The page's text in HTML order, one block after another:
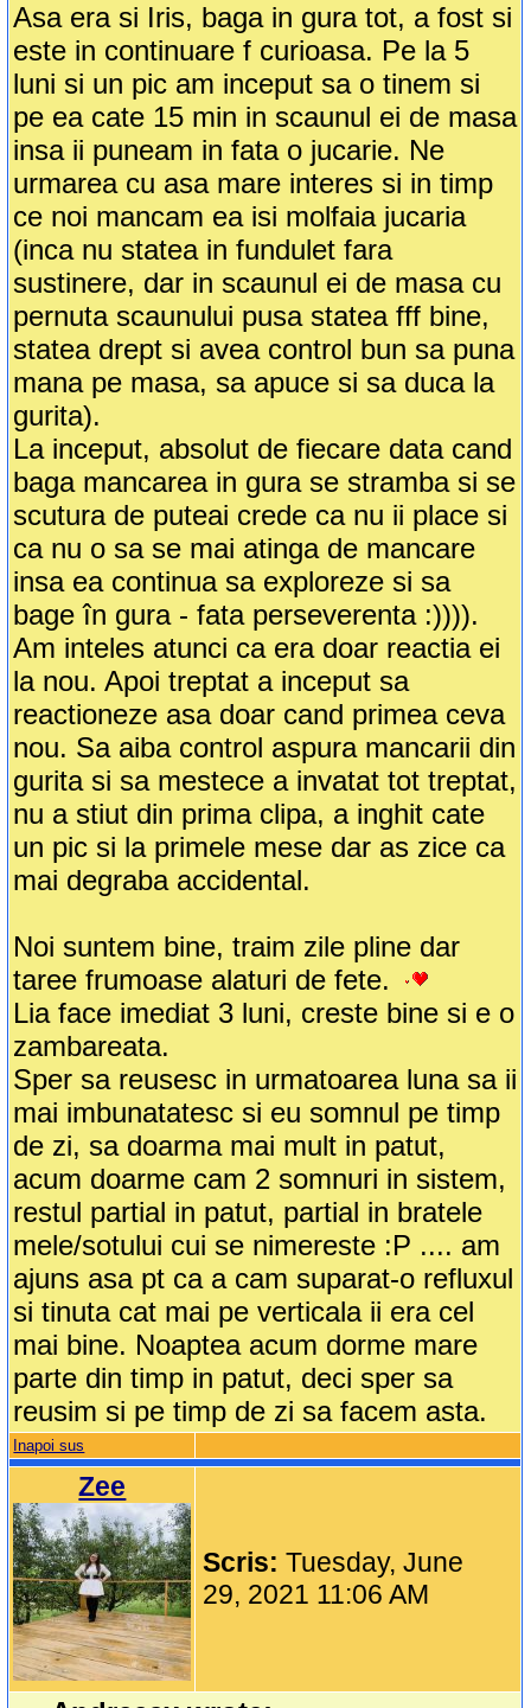
Asa era si Iris, baga in gura tot, a fost si
este in continuare f curioasa. Pe la 5
luni si un pic am inceput sa o tinem si
pe ea cate 15 min in scaunul ei de masa
insa ii puneam in fata o jucarie. Ne
urmarea cu asa mare interes si in timp
ce noi mancam ea isi molfaia jucaria
(inca nu statea in fundulet fara
sustinere, dar in scaunul ei de masa cu
pernuta scaunului pusa statea fff bine,
statea drept si avea control bun sa puna
mana pe masa, sa apuce si sa duca la
gurita).
La inceput, absolut de fiecare data cand
baga mancarea in gura se stramba si se
scutura de puteai crede ca nu ii place si
ca nu o sa se mai atinga de mancare
insa ea continua sa exploreze si sa
bage în gura - fata perseverenta :)))).
Am inteles atunci ca era doar reactia ei
la nou. Apoi treptat a inceput sa
reactioneze asa doar cand primea ceva
nou. Sa aiba control aspura mancarii din
gurita si sa mestece a invatat tot treptat,
nu a stiut din prima clipa, a inghit cate
un pic si la primele mese dar as zice ca
mai degraba accidental.
Noi suntem bine, traim zile pline dar
taree frumoase alaturi de fete.
Lia face imediat 3 luni, creste bine si e o
zambareata.
Sper sa reusesc in urmatoarea luna sa ii
mai imbunatatesc si eu somnul pe timp
de zi, sa doarma mai mult in patut,
acum doarme cam 2 somnuri in sistem,
restul partial in patut, partial in bratele
mele/sotului cui se nimereste :P .... am
ajuns asa pt ca a cam suparat-o refluxul
si tinuta cat mai pe verticala ii era cel
mai bine. Noaptea acum dorme mare
parte din timp in patut, deci sper sa
reusim si pe timp de zi sa facem asta.
Inapoi sus
Zee
Scris:Tuesday, June
29, 2021 11:06 AM